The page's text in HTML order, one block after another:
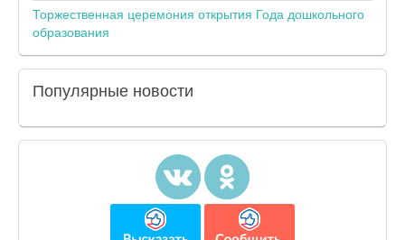
Торжественная церемония открытия Года дошкольного
образования
Популярные новости